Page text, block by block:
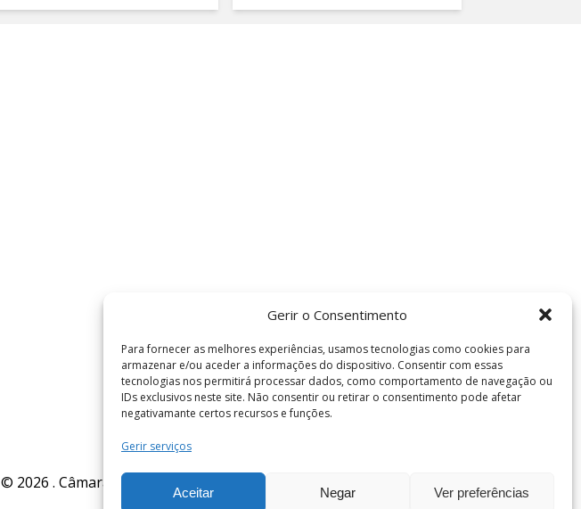
Gerir o Consentimento
Para fornecer as melhores experiências, usamos tecnologias como cookies para
armazenar e/ou aceder a informações do dispositivo. Consentir com essas
tecnologias nos permitirá processar dados, como comportamento de navegação ou
IDs exclusivos neste site. Não consentir ou retirar o consentimento pode afetar
negativamante certos recursos e funções.
Gerir serviços
Aceitar Negar Ver preferências
© 2026 . Câmara Municipal de Coimbra . Todos os direitos reservados.